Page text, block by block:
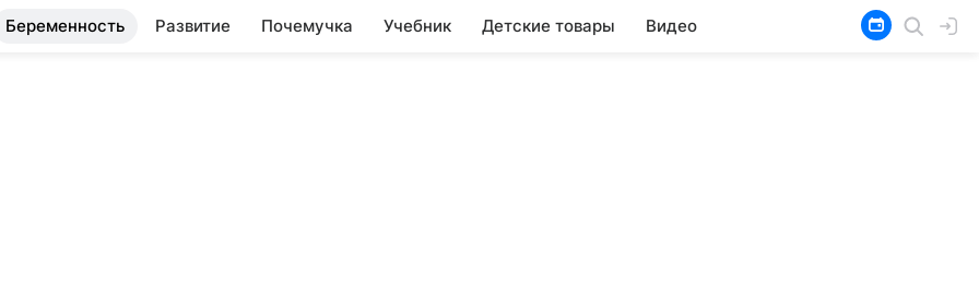
Беременность Развитие Почемучка Учебник Детские товары Видео